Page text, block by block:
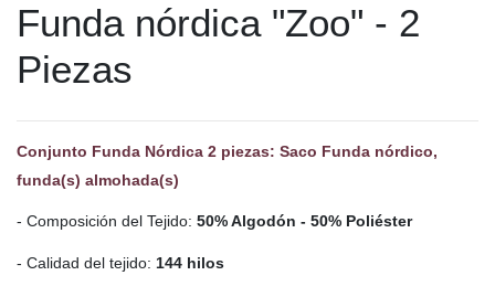
Funda nórdica "Zoo" - 2
Piezas
Conjunto Funda Nórdica 2 piezas: Saco Funda nórdico,
funda(s) almohada(s)
- Composición del Tejido: 50% Algodón - 50% Poliéster
- Calidad del tejido: 144 hilos